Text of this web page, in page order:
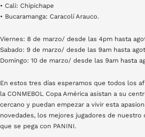
• Cali: Chipichape
• Bucaramanga: Caracolí Arauco.
Viernes: 8 de marzo/ desde las 4pm hasta
Sabado: 9 de marzo/ desde las 9am hasta
Domingo: 10 de marzo/ desde las 9am hasta
En estos tres días esperamos que todos los
la CONMEBOL Copa América asistan a su
cercano y puedan empezar a vivir esta
novedades, los mejores jugadores de nuestro
que se pega con PANINI.